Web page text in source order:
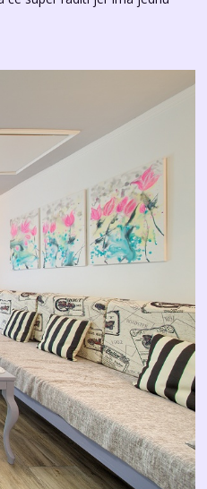
Apartment
uretrostilu sa štihom
obitelji i njega. Sjajno su
je vidjeti s koliko su ga ljubavi
će super raditi jer ima jednu